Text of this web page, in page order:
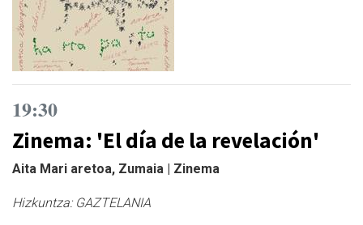
19:30
Zinema: 'El día de la revelación'
Aita Mari aretoa, Zumaia | Zinema
Hizkuntza: GAZTELANIA